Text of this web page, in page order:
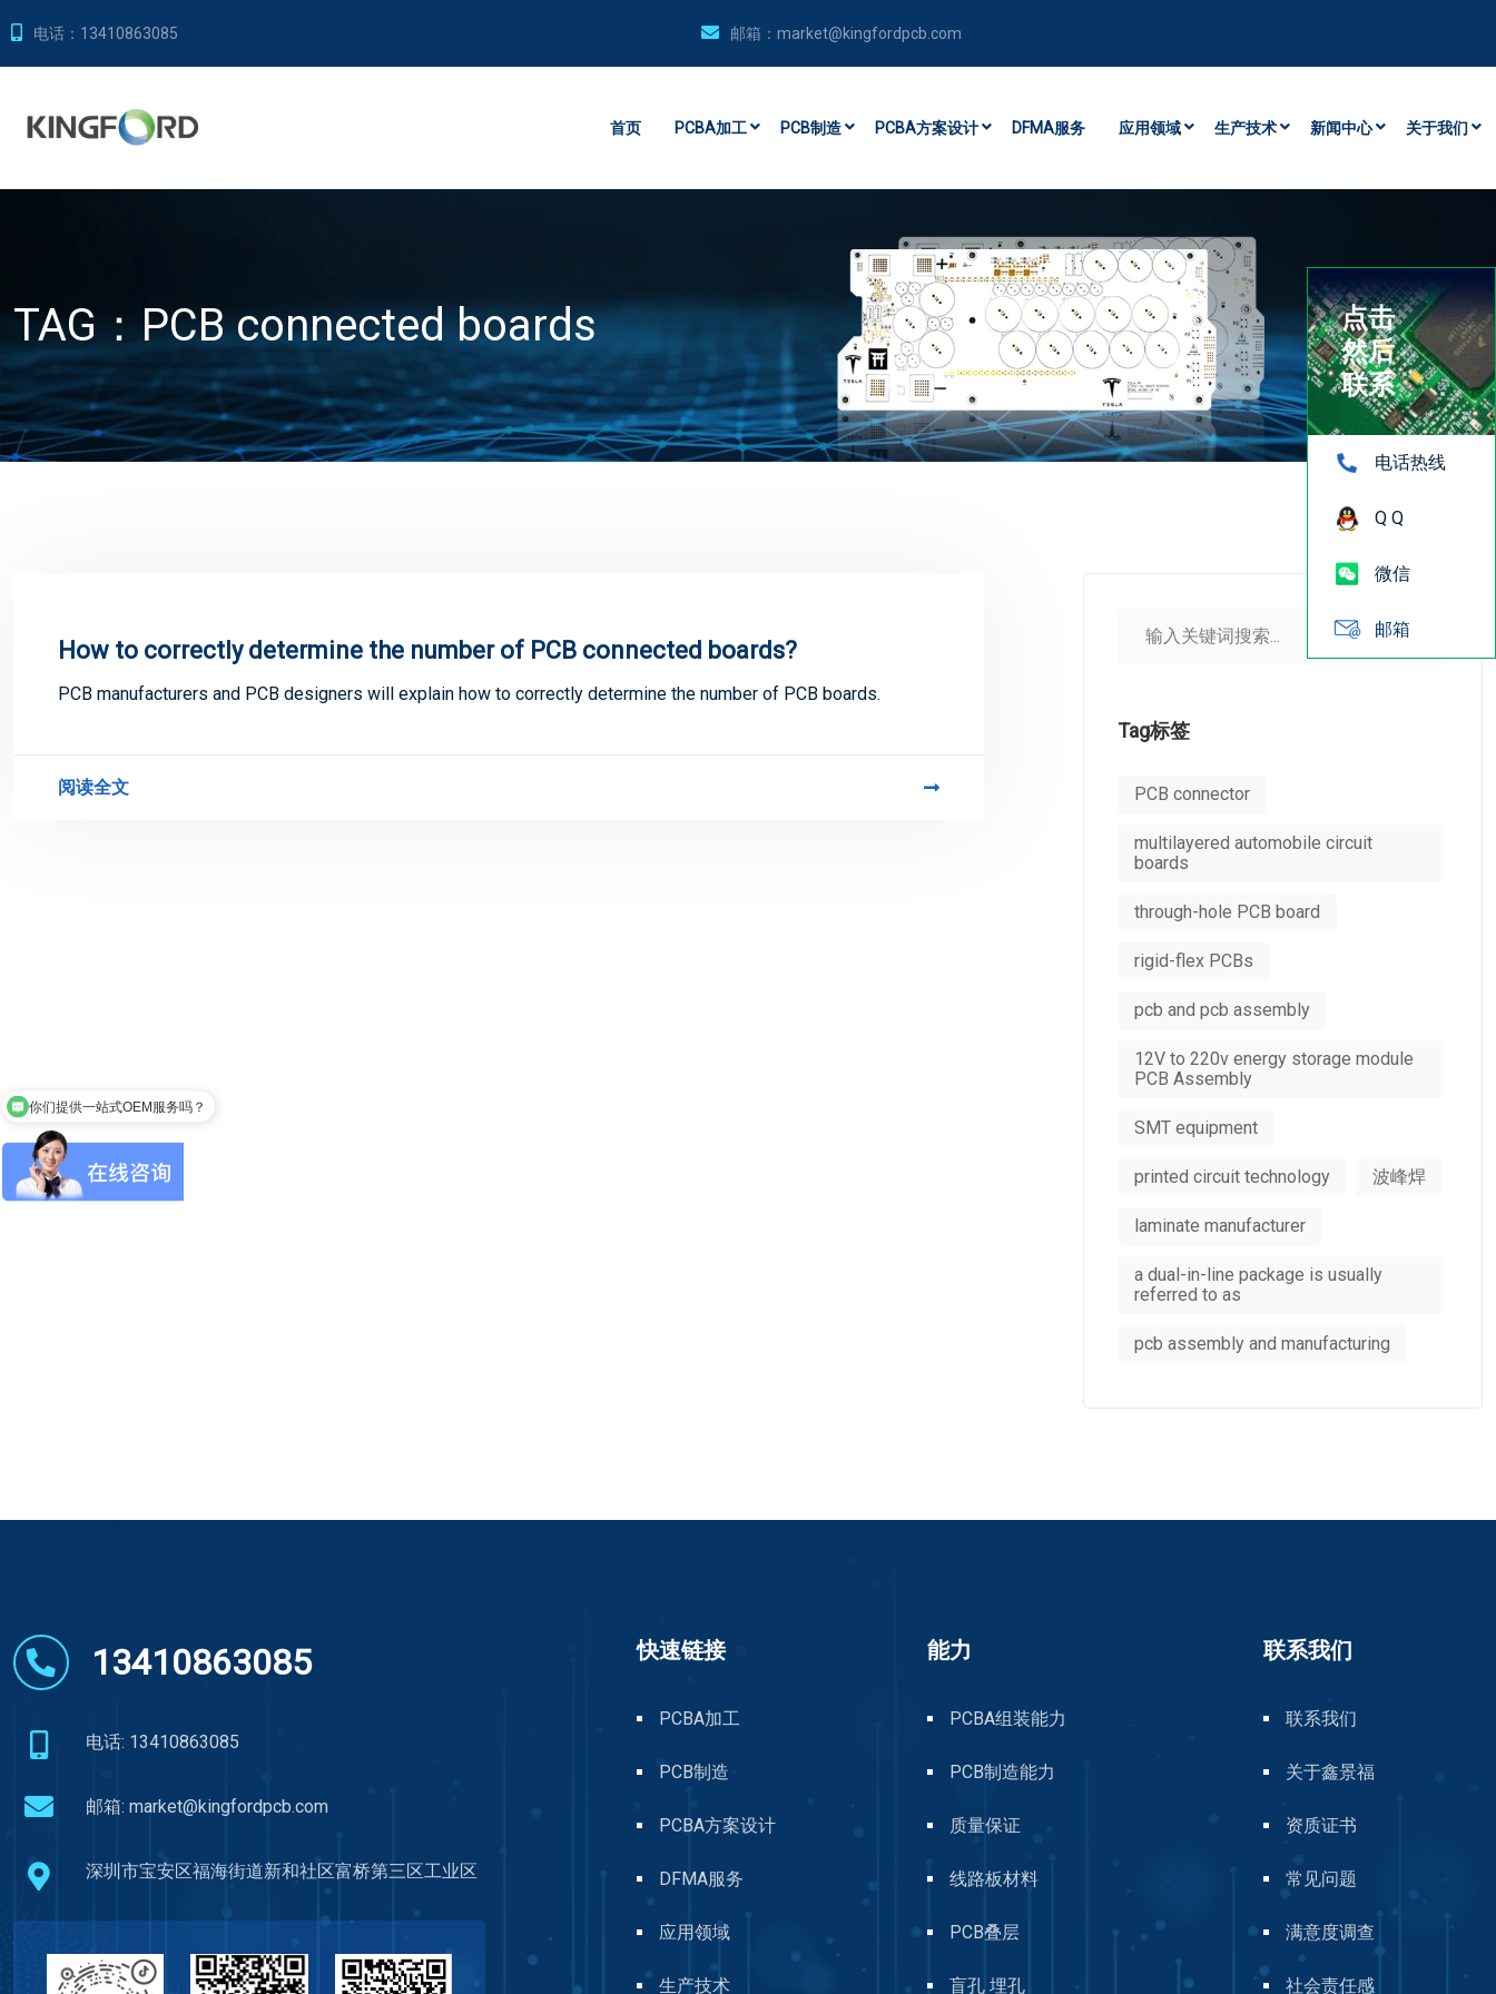
电话： 13410863085 邮箱： market@kingfordpcb.com
首页 PCBA加工 PCB制造 PCBA方案设计 DFMA服务 应用领域 生产技术 新闻中心 关于我们
TAG：PCB connected boards
How to correctly determine the number of PCB connected boards?
PCB manufacturers and PCB designers will explain how to correctly determine the number of PCB boards.
阅读全文
Tag标签
PCB connector
multilayered automobile circuit
boards
through-hole PCB board
rigid-flex PCBs
pcb and pcb assembly
12V to 220v energy storage module
PCB Assembly
SMT equipment
printed circuit technology 波峰焊
laminate manufacturer
a dual-in-line package is usually
referred to as
pcb assembly and manufacturing
13410863085
电话: 13410863085
邮箱: market@kingfordpcb.com
深圳市宝安区福海街道新和社区富桥第三区工业区
快速链接
PCBA加工
PCB制造
PCBA方案设计
DFMA服务
应用领域
生产技术
能力
PCBA组装能力
PCB制造能力
质量保证
线路板材料
PCB叠层
盲孔 埋孔
联系我们
联系我们
关于鑫景福
资质证书
常见问题
满意度调查
社会责任感
点击
然后
联系
电话热线
Q Q
微信
邮箱
你们提供一站式OEM服务吗？